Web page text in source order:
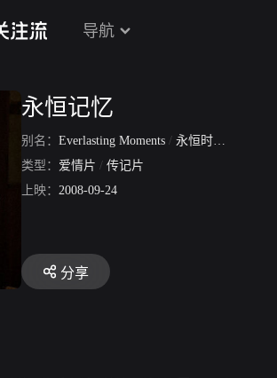
导航
永恒记忆
别名： Everlasting Moments / 永恒时刻
类型： 爱情片 / 传记片
上映： 2008-09-24
分享